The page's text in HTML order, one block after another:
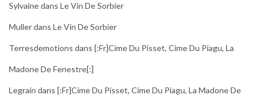
Sylvainedans Le Vin De Sorbier
Mullerdans Le Vin De Sorbier
Terresdemotions dans [:fr]Cime Du Pisset, Cime Du Piagu, La
Madone De Fenestre[:]
Legrain dans [:fr]Cime Du Pisset, Cime Du Piagu, La Madone De